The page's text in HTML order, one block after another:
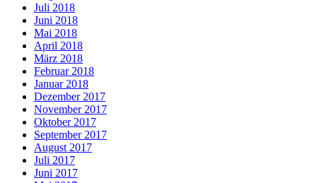
Juli 2018
Juni 2018
Mai 2018
April 2018
März 2018
Februar 2018
Januar 2018
Dezember 2017
November 2017
Oktober 2017
September 2017
August 2017
Juli 2017
Juni 2017